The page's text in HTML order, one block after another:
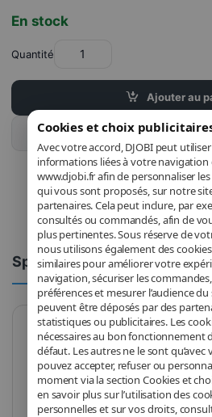
Cookies et choix
Avec votre accord, DJOBI peut
informations liées à votre navigation
www.djobi.fr afin de personnaliser
qui vous sont proposés, sur notre
partenaires. Cela peut inclure, par
consultés ou commandés, afin de
plus pertinentes. Sous réserve de
nous utilisons également des
similaires pour améliorer votre
navigation, sécuriser les
préférences et mesurer l’audience
peuvent être déposés par des
statistiques ou publicitaires. Les
nécessaires au bon fonctionnement
défaut. Les autres ne le sont qu’avec
pouvez accepter, refuser ou
moment via la section Cookies et
en savoir plus sur l’utilisation des
personnelles et sur vos droits,
En stock
Quantité
Ajouter au
Acheter ce
Spécifications
Marque be
Modèle
Format Full